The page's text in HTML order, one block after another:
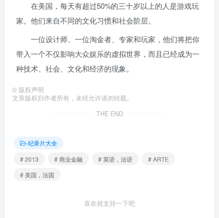
在美国，每天有超过50%的三十岁以上的人是游戏玩
家。他们来自不同的文化习惯和社会阶层。
一位设计师、一位淘金者、专家和玩家，他们将把你
带入一个不仅影响大众娱乐的虚拟世界，而且已经成为一
种技术、社会、文化和经济的现象。
© 版权声明
文章版权归作者所有，未经允许请勿转载。
THE END
纪录片大全
# 2013
# 商业金融 # 英语，法语
# ARTE
# 美国，法国
喜欢就支持一下吧